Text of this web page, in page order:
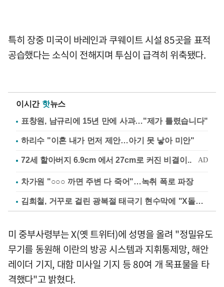
특히 장중 미국이 바레인과 쿠웨이트 시설 85곳을 표적
공습했다는 소식이 전해지며 투심이 급격히 위축됐다.
이시간 핫뉴스
표창원, 남규리에 15년 만에 사과…"제가 틀렸습니다"
하리수 "이혼 내가 먼저 제안…아기 못 낳아 미안"
차가원 "○○○ 까면 주변 다 죽어"…녹취 폭로 파장
김희철, 거꾸로 걸린 광복절 태극기 현수막에 "X돌았네"
미 중부사령부는 X(옛 트위터)에 성명을 올려 "정밀유도
무기를 동원해 이란의 방공 시스템과 지휘통제망, 해안
레이더 기지, 대함 미사일 기지 등 80여 개 목표물을 타
격했다"고 밝혔다.